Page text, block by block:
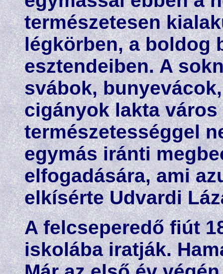
természetesen
légkörben, a boldog
esztendeiben. A
svábok,
cigányok lakta
természetességgel
egymás iránti
elfogadására, ami
elkísérte Udvardi
A felcseperedő fiút
iskolába iratják.